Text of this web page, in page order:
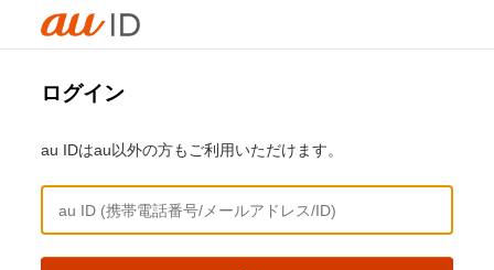
ログイン
au IDはau以外の方もご利用いただけます。